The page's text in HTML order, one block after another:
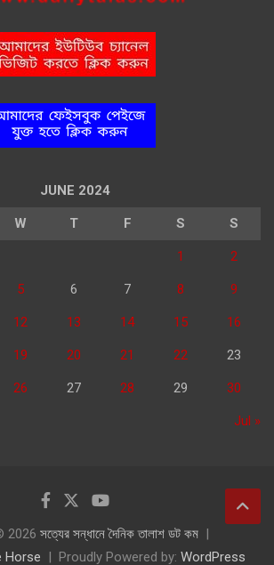
JUNE 2024
W T F S S
1 2
5 6 7 8 9
12 13 14 15 16
19 20 21 22 23
26 27 28 29 30
Jul »
2026 সত্যের সন্ধানে দৈনিক তালাশ ডট কম
Horse Proudly Powered by: WordPress